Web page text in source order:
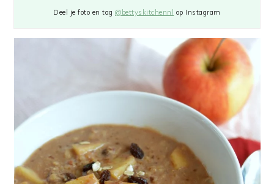
Deel je foto en tag@bettyskitchennl op Instagram